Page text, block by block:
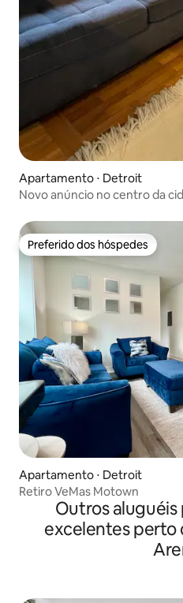
Apartamento ⋅ Detroit
Novo anúncio no centro da
Preferido dos hóspedes
Preferido dos hóspedes
Apartamento ⋅ Detroit
Retiro VeMas Motown
Outros
excelentes perto